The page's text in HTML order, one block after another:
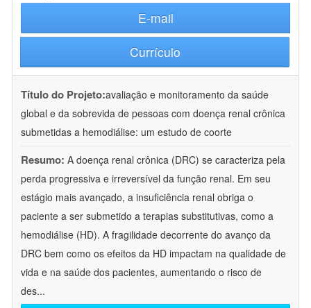
E-mail
Currículo
Título do Projeto:avaliação e monitoramento da saúde
global e da sobrevida de pessoas com doença renal crônica
submetidas a hemodiálise: um estudo de coorte
Resumo: A doença renal crônica (DRC) se caracteriza pela
perda progressiva e irreversível da função renal. Em seu
estágio mais avançado, a insuficiência renal obriga o
paciente a ser submetido a terapias substitutivas, como a
hemodiálise (HD). A fragilidade decorrente do avanço da
DRC bem como os efeitos da HD impactam na qualidade de
vida e na saúde dos pacientes, aumentando o risco de
des...